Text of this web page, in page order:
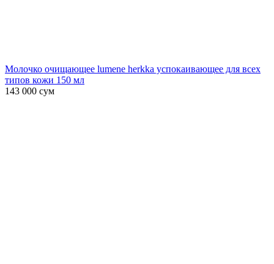
Молочко очищающее lumene herkka успокаивающее для всех
типов кожи 150 мл
143 000 сум